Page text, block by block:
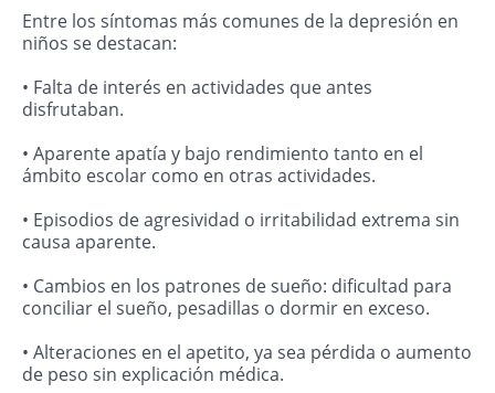
Entre los síntomas más comunes de la depresión en
niños se destacan:
• Falta de interés en actividades que antes
disfrutaban.
• Aparente apatía y bajo rendimiento tanto en el
ámbito escolar como en otras actividades.
• Episodios de agresividad o irritabilidad extrema sin
causa aparente.
• Cambios en los patrones de sueño: dificultad para
conciliar el sueño, pesadillas o dormir en exceso.
• Alteraciones en el apetito, ya sea pérdida o aumento
de peso sin explicación médica.